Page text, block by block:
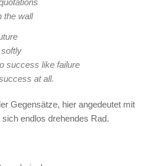
the wall
success like failure
at all.
Gegensätze, hier angedeutet mit
endlos drehendes Rad.